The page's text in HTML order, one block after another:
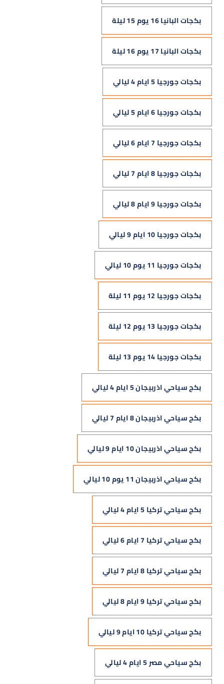
بكجات البانيا 16 يوم 15 ليلة
بكجات البانيا 17 يوم 16 ليلة
بكجات جورجيا 5 ايام 4 ليالي
بكجات جورجيا 6 ايام 5 ليالي
بكجات جورجيا 7 ايام 6 ليالي
بكجات جورجيا 8 ايام 7 ليالي
بكجات جورجيا 9 ايام 8 ليالي
بكجات جورجيا 10 ايام 9 ليالي
بكجات جورجيا 11 يوم 10 ليالي
بكجات جورجيا 12 يوم 11 ليلة
بكجات جورجيا 13 يوم 12 ليلة
بكجات جورجيا 14 يوم 13 ليلة
بكج سياحي اذربيجان 5 ايام 4 ليالي
بكج سياحي اذربيجان 8 ايام 7 ليالي
بكج سياحي اذربيجان 10 ايام 9 ليالي
بكج سياحي اذربيجان 11 يوم 10 ليالي
بكج سياحي تركيا 5 ايام 4 ليالي
بكج سياحي تركيا 7 ايام 6 ليالي
بكج سياحي تركيا 8 ايام 7 ليالي
بكج سياحي تركيا 9 ايام 8 ليالي
بكج سياحي تركيا 10 ايام 9 ليالي
بكج سياحي مصر 5 ايام 4 ليالي